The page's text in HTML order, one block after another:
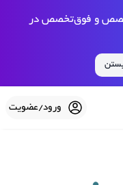
و فوق‌تخصص در
ورود/عضویت